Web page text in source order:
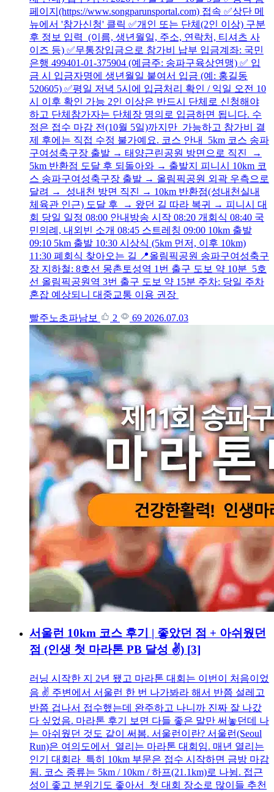
페이지(https://www.songparunsportal.com) 접속 ✅상단 메
뉴에서 '참가신청' 클릭 ✅개인 또는 단체(2인 이상) 구분
후 정보 입력 (이름, 생년월일, 주소, 연락처, 티셔츠 사
이즈 등) ✅무통장입금으로 참가비 납부 입금계좌: 국민
은행 499401-01-375904 (예금주: 송파구육상연맹) ✅ 입
금 시 입금자명에 생년월일 붙여서 입금 (예: 홍길동
520605) ✅평일 저녁 5시에 입금처리 확인 / 익일 오전 10
시 이후 확인 가능 2인 이상은 반드시 단체로 신청해야
하고 단체참가자는 단체장 명의로 입금하면 됩니다. 수
정은 접수 마감 전(10월 5일)까지만 가능하고 참가비 결
제 후에는 직접 수정 불가예요. 코스 안내 5km 코스 송파
구여성축구장 출발 → 태양근린공원 방면으로 직진 →
5km 반환점 도달 후 되돌아와 → 출발지 피니시 10km 코
스 송파구여성축구장 출발 → 올림픽공원 외곽 우측으로
달려 → 성내천 방면 직진 → 10km 반환점(성내천실내
체육관 인근) 도달 후 → 왔던 길 따라 복귀 → 피니시 대
회 당일 일정 08:00 안내방송 시작 08:20 개회식 08:40 국
민의례, 내외빈 소개 08:45 스트레칭 09:00 10km 출발
09:10 5km 출발 10:30 시상식 (5km 먼저, 이후 10km)
11:30 폐회식 찾아오는 길 📍올림픽공원 송파구여성축구
장 지하철: 8호선 몽촌토성역 1번 출구 도보 약 10분 5호
선 올림픽공원역 3번 출구 도보 약 15분 주차: 당일 주차
혼잡 예상되니 대중교통 이용 권장
빨주노초파남보 2 69 2026.07.03
서울런 10km 코스 후기 | 좋았던 점 + 아쉬웠던
점 (인생 첫 마라톤 PB 달성 ✌️) [3]
러닝 시작한 지 2년 됐고 마라톤 대회는 이번이 처음이었
음 ✌️ 주변에서 서울런 한 번 나가봐라 해서 반쯤 설레고
반쯤 겁나서 접수했는데 완주하고 나니까 진짜 잘 나갔
다 싶었음. 마라톤 후기 보면 다들 좋은 말만 써놓던데 나
는 아쉬웠던 것도 같이 써봄. 서울런이란? 서울런(Seoul
Run)은 여의도에서 열리는 마라톤 대회임. 매년 열리는
인기 대회라 특히 10km 부문은 접수 시작하면 금방 마감
됨. 코스 종류는 5km / 10km / 하프(21.1km)로 나뉨. 접근
성이 좋고 분위기도 좋아서 첫 대회 장소로 많이들 추천